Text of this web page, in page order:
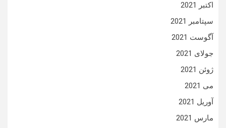
اکتبر 2021
سپتامبر 2021
آگوست 2021
جولای 2021
ژوئن 2021
می 2021
آوریل 2021
مارس 2021